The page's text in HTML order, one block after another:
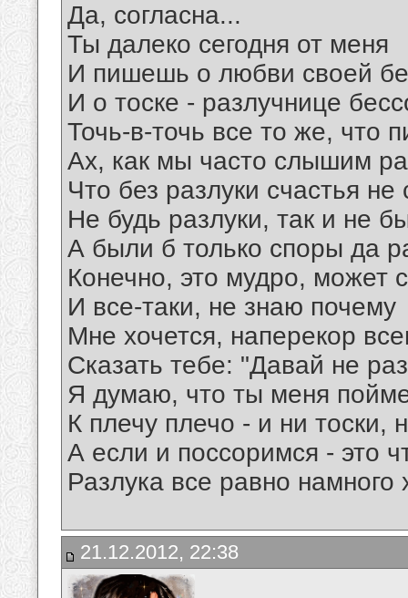
Да, согласна...
Ты далеко сегодня от меня
И пишешь о любви своей
И о тоске - разлучнице
Точь-в-точь все то же, что
Ах, как мы часто слышим
Что без разлуки счастья не
Не будь разлуки, так и не
А были б только споры да
Конечно, это мудро, может
И все-таки, не знаю почему
Мне хочется, наперекор
Сказать тебе: "Давай не
Я думаю, что ты меня
К плечу плечо - и ни тоски,
А если и поссоримся - это
Разлука все равно намного
21.12.2012, 22:38